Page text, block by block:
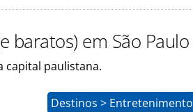
baratos) em São Paulo
capital paulistana.
Destinos > Entretenimento